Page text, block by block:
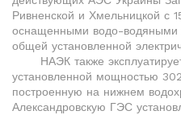
Ривненской и Хмельницкой с
оснащенными водо-водяными
общей установленной
НАЭК также
установленной мощностью
построенную на нижнем
Александровскую ГЭС